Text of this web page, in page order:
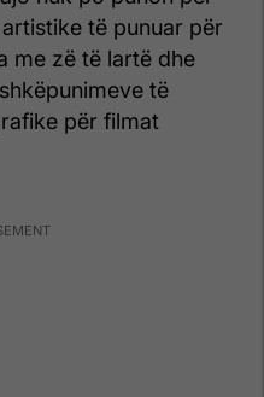
të punuar për
me zë të lartë dhe
të
për filmat